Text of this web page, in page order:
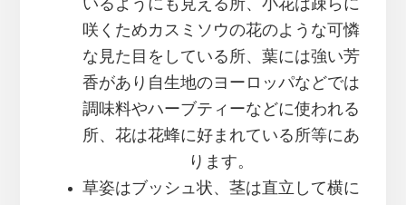
いるようにも見える所、小花は疎らに
咲くためカスミソウの花のような可憐
な見た目をしている所、葉には強い芳
香があり自生地のヨーロッパなどでは
調味料やハーブティーなどに使われる
所、花は花蜂に好まれている所等にあ
ります。
草姿はブッシュ状、茎は直立して横に